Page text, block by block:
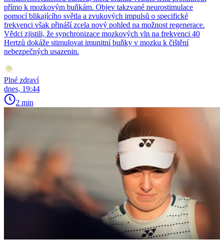
přímo k mozkovým buňkám. Objev takzvané neurostimulace
pomocí blikajícího světla a zvukových impulsů o specifické
frekvenci však přináší zcela nový pohled na možnost regenerace.
Vědci zjistili, že synchronizace mozkových vln na frekvenci 40
Hertzů dokáže stimulovat imunitní buňky v mozku k čištění
nebezpečných usazenin.
Plné zdraví
dnes, 19:44
2 min